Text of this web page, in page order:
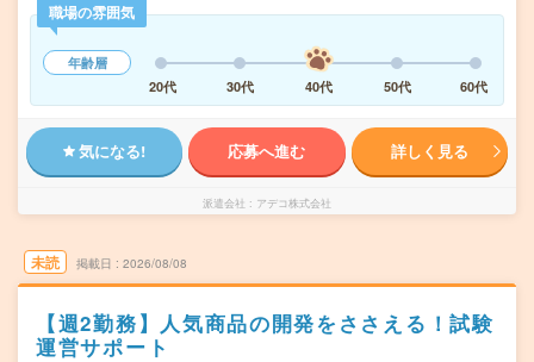
職場の雰囲気
年齢層
20代
30代 40代 50代 60代
気になる! 応募へ進む 詳しく見る
派遣会社 アデコ株式会社
未読 掲載日 2026/08/08
【週2勤務】人気商品の開発をささえる！試験
運営サポート